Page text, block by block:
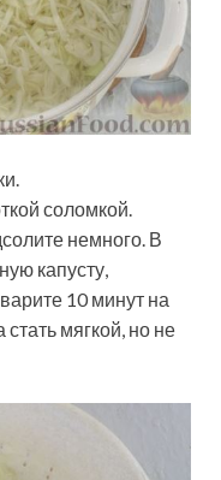
соломкой.
немного. В
капусту,
10 минут на
мягкой, но не